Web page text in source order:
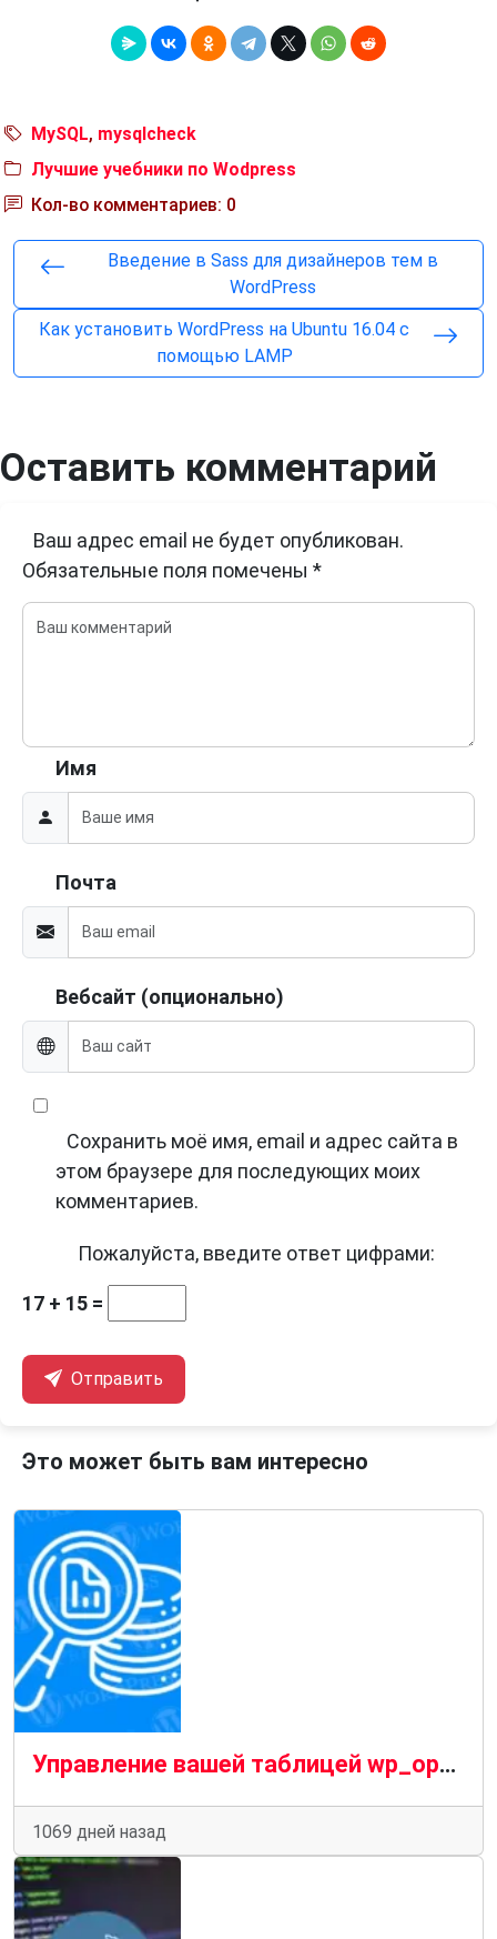
MySQL, mysqlcheck
Лучшие учебники по Wodpress
Кол-во комментариев: 0
Введение в Sass для дизайнеров тем в
WordPress
Как установить WordPress на Ubuntu 16.04 с
помощью LAMP
Оставить комментарий
Ваш адрес email не будет опубликован.
Обязательные поля помечены *
Имя
Почта
Вебсайт (опционально)
Сохранить моё имя, email и адрес сайта в
этом браузере для последующих моих
комментариев.
Пожалуйста, введите ответ цифрами:
17 + 15 =
Отправить
Это может быть вам интересно
Управление вашей таблицей wp_options
1069 дней назад